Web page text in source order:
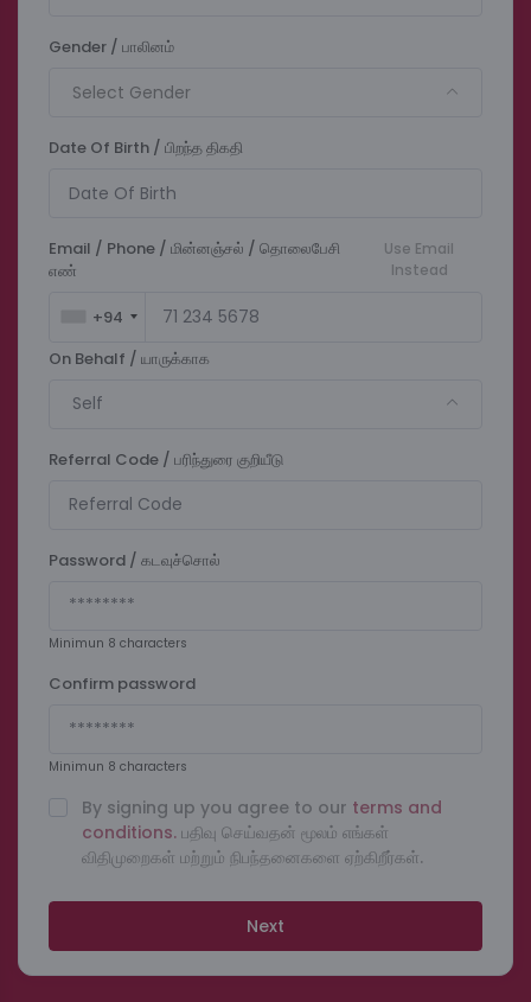
Gender / பாலினம்
Select Gender
Date Of Birth / பிறந்த திகதி
Email / Phone / மின்னஞ்சல் / தொலைபேசி
எண்
Use Email
Instead
+94
On Behalf / யாருக்காக
Self
Referral Code / பரிந்துரை குறியீடு
Password / கடவுச்சொல்
Minimun 8 characters
Confirm password
Minimun 8 characters
By signing up you agree to our terms and
conditions. பதிவு செய்வதன் மூலம் எங்கள்
விதிமுறைகள் மற்றும் நிபந்தனைகளை ஏற்கிறீர்கள்.
Next